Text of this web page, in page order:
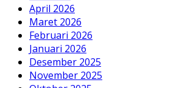
April 2026
Maret 2026
Februari 2026
Januari 2026
Desember 2025
November 2025